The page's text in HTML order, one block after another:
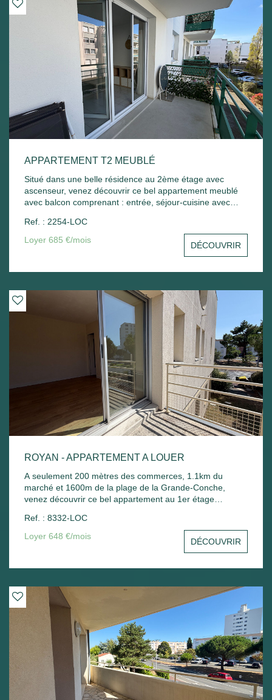
APPARTEMENT T2 MEUBLÉ
Situé dans une belle résidence au 2ème étage avec
ascenseur, venez découvrir ce bel appartement meublé
avec balcon comprenant : entrée, séjour-cuisine avec
Chauffage électrique. Libre de suite
Ref. : 2254-LOC
Loyer 685 €/mois
DÉCOUVRIR
ROYAN - APPARTEMENT A LOUER
A seulement 200 mètres des commerces, 1.1km du
marché et 1600m de la plage de la Grande-Conche,
venez découvrir ce bel appartement au 1er étage
une cuisine, une chambre avec placard, une salle de
bain, un wc et un stationnement commun. Chauffage
électrique et ballon d'eau chaude électrique.
Ref. : 8332-LOC
Loyer 648 €/mois
DÉCOUVRIR